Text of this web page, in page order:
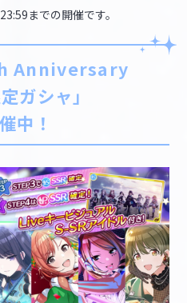
までの開催です。
Anniversary
ガシャ」
中！